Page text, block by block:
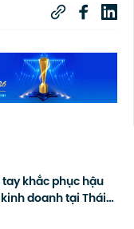
khắc phục hậu
doanh tại Thái